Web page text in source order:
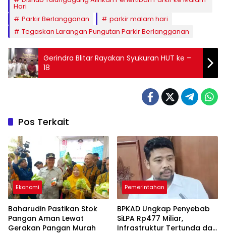
Hari
Parkir Berlangganan
parkir malam hari
Tegaskan Larangan Pungutan Parkir Berlangganan
Gerindra Blitar Rayakan Syukuran HUT ke –
18
Pos Terkait
Ekonomi
Baharudin Pastikan Stok
Pangan Aman Lewat
Gerakan Pangan Murah
Pemerintahan
BPKAD Ungkap Penyebab
SiLPA Rp477 Miliar,
Infrastruktur Tertunda dan